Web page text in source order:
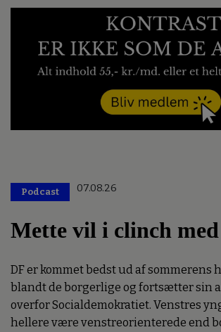
Podcast 07.08.26
Mette vil i clinch
DF er kommet bedst ud af sommerens
blandt de borgerlige og fortsætter sin
overfor Socialdemokratiet. Venstres
hellere være venstreorienterede end